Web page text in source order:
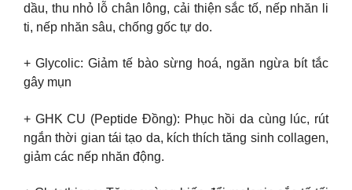
dầu, thu nhỏ lỗ chân lông, cải thiện sắc tố, nếp nhăn li
ti, nếp nhăn sâu, chống gốc tự do.
+ Glycolic: Giảm tế bào sừng hoá, ngăn ngừa bít tắc
gây mụn
+ GHK CU (Peptide Đồng): Phục hồi da cùng lúc, rút
ngắn thời gian tái tạo da, kích thích tăng sinh collagen,
giảm các nếp nhăn động.